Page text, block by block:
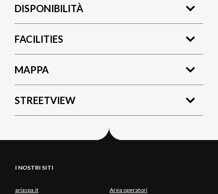
DISPONIBILITÀ
FACILITIES
MAPPA
STREETVIEW
I NOSTRI SITI
ariaspa.it Area operatori